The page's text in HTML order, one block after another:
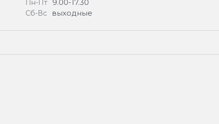
Пн-Пт 9.00-17.30
Сб-Вс выходные